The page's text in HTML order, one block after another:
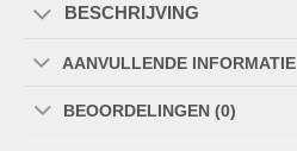
BESCHRIJVING
AANVULLENDE INFORMATIE
BEOORDELINGEN (0)